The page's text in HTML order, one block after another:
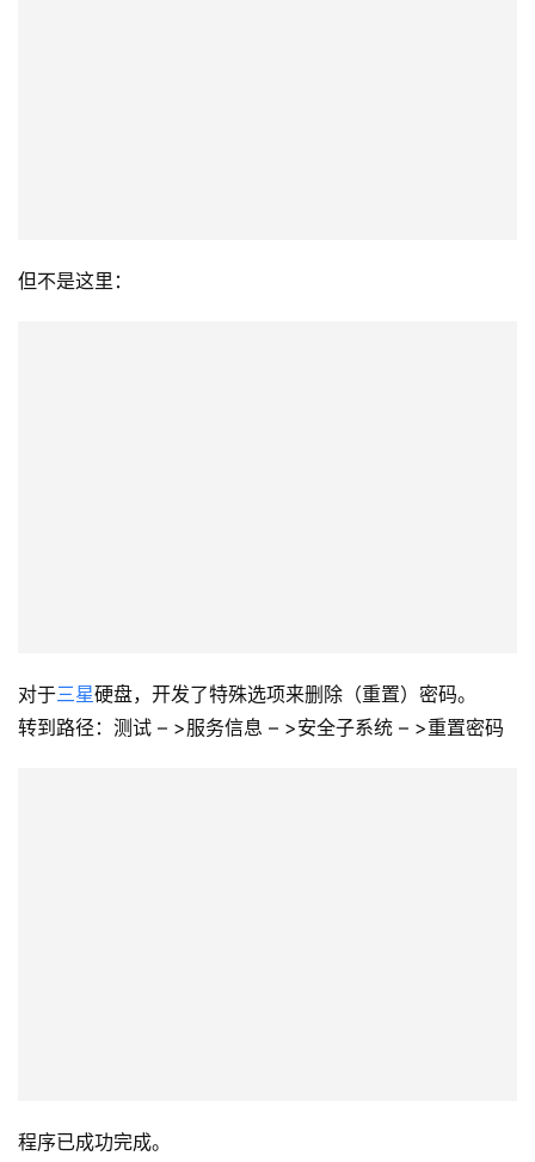
但不是这里：
对于三星硬盘，开发了特殊选项来删除（重置）密码。
转到路径：测试 – >服务信息 – >安全子系统 – >重置密码
程序已成功完成。